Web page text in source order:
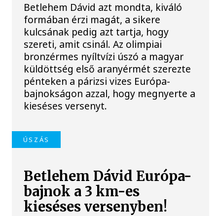
Betlehem Dávid azt mondta, kiváló
formában érzi magát, a sikere
kulcsának pedig azt tartja, hogy
szereti, amit csinál. Az olimpiai
bronzérmes nyíltvízi úszó a magyar
küldöttség első aranyérmét szerezte
pénteken a párizsi vizes Európa-
bajnokságon azzal, hogy megnyerte a
kieséses versenyt.
ÚSZÁS
Betlehem Dávid Európa-
bajnok a 3 km-es
kieséses versenyben!